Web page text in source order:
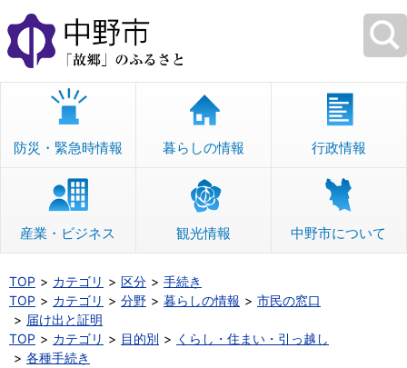
本
文
へ
移
防災・緊急時情報 暮らしの情報 行政情報
産業・ビジネス 観光情報 中野市について
TOP カテゴリ 区分
手続き
TOP
カテゴリ 分野 暮らしの情報
市民の窓口
届け出と証明
TOP
カテゴリ 目的別
くらし・住まい・引っ越し
各種手続き